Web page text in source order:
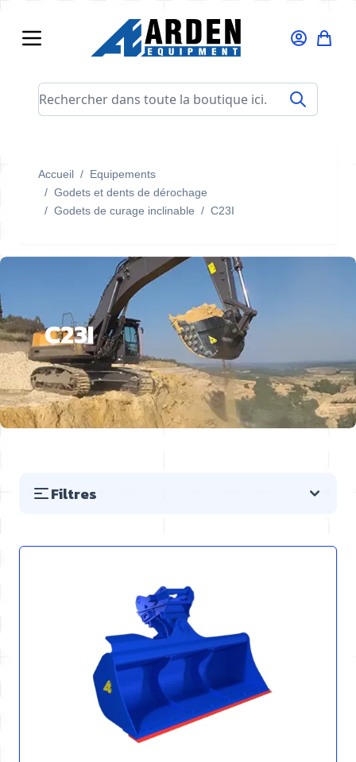
Rechercher dans toute la boutique ici...
Accueil / Equipements
/ Godets et dents de dérochage
/ Godets de curage inclinable / C23I
C23I
Filtres